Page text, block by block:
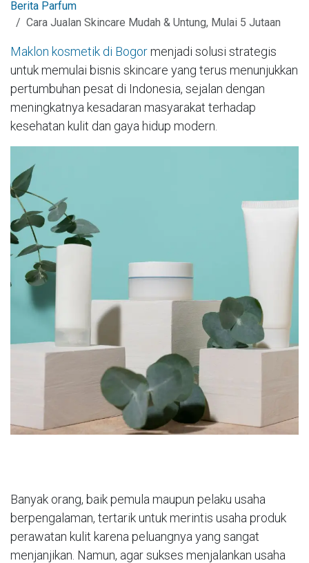
Berita Parfum
Cara Jualan Skincare Mudah & Untung, Mulai 5 Jutaan
Maklon kosmetik di Bogormenjadi solusi strategis
untuk memulai bisnis skincare yang terus menunjukkan
pertumbuhan pesat di Indonesia, sejalan dengan
meningkatnya kesadaran masyarakat terhadap
kesehatan kulit dan gaya hidup modern.
Banyak orang, baik pemula maupun pelaku usaha
berpengalaman, tertarik untuk merintis usaha produk
perawatan kulit karena peluangnya yang sangat
menjanjikan. Namun, agar sukses menjalankan usaha